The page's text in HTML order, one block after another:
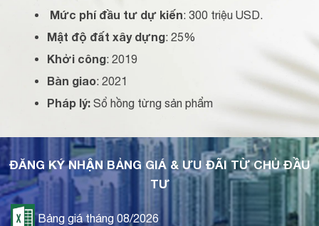
Mức phí đầu tư dự kiến: 300 triệu USD.
Mật độ đất xây dựng: 25%
Khởi công: 2019
Bàn giao: 2021
Pháp lý:Sổ hồng từng sản phẩm
ĐĂNG KÝ NHẬN BẢNG GIÁ & ƯU ĐÃI TỪ CHỦ ĐẦU
TƯ
Bảng giá tháng 08/2026